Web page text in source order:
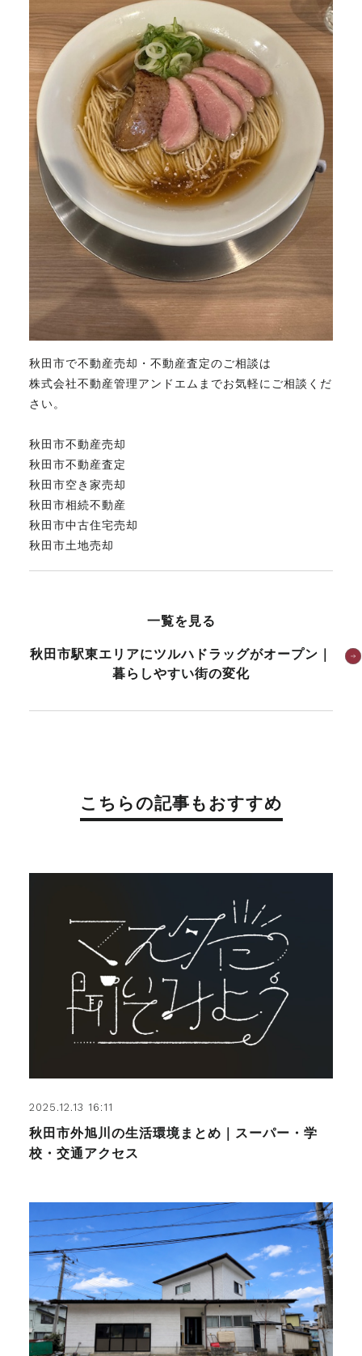
秋田市で不動産売却・不動産査定のご相談は
株式会社不動産管理アンドエムまでお気軽にご相談くだ
さい。
秋田市不動産売却
秋田市不動産査定
秋田市空き家売却
秋田市相続不動産
秋田市中古住宅売却
秋田市土地売却
一覧を見る
秋田市駅東エリアにツルハドラッグがオープン｜
暮らしやすい街の変化
こちらの記事もおすすめ
2025.12.13 16:11
秋田市外旭川の生活環境まとめ｜スーパー・学
校・交通アクセス